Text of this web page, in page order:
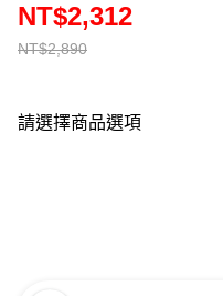
NT$2,890
NT$2,312
請選擇商品選項